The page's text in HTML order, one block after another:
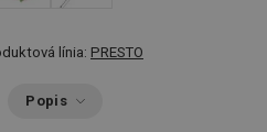
línia: PRESTO
Popis